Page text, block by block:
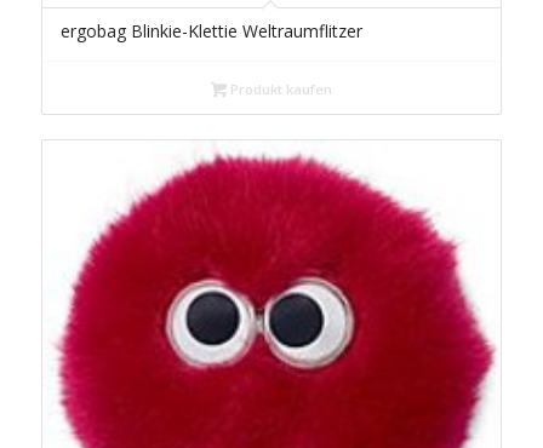
ergobag Blinkie-Klettie Weltraumflitzer
Produkt kaufen